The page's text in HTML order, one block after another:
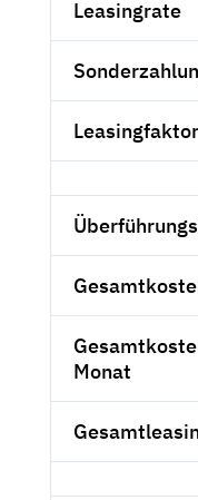
Leasingrate
Leasingfaktor
Monat